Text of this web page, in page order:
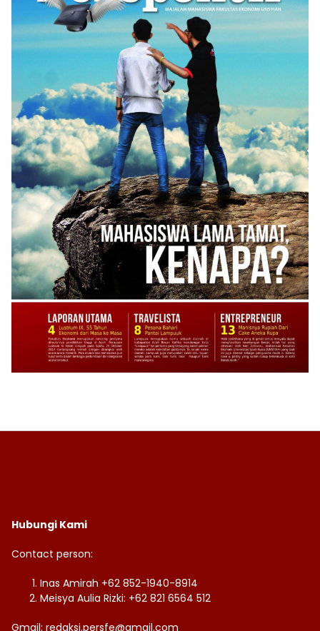
Hubungi Kami
Contact person:
Inas Amirah +62 852-1940-8914
Meisya Aulia Rizki: +62 821 6564 512
Gmail: redaksi.persfe@gmail.com